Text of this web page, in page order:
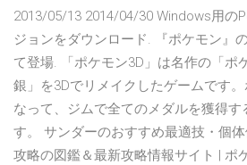
2013/05/13 2014/04/30 Windows用の
ジョンをダウンロード. 『ポケモン』
て登場. 「ポケモン3D」は名作の「ポ
銀」を3Dでリメイクしたゲームです
なって、ジムで全てのメダルを獲得
す。 サンダーのおすすめ最適技・個
攻略の図鑑＆最新攻略情報サイト | ポ